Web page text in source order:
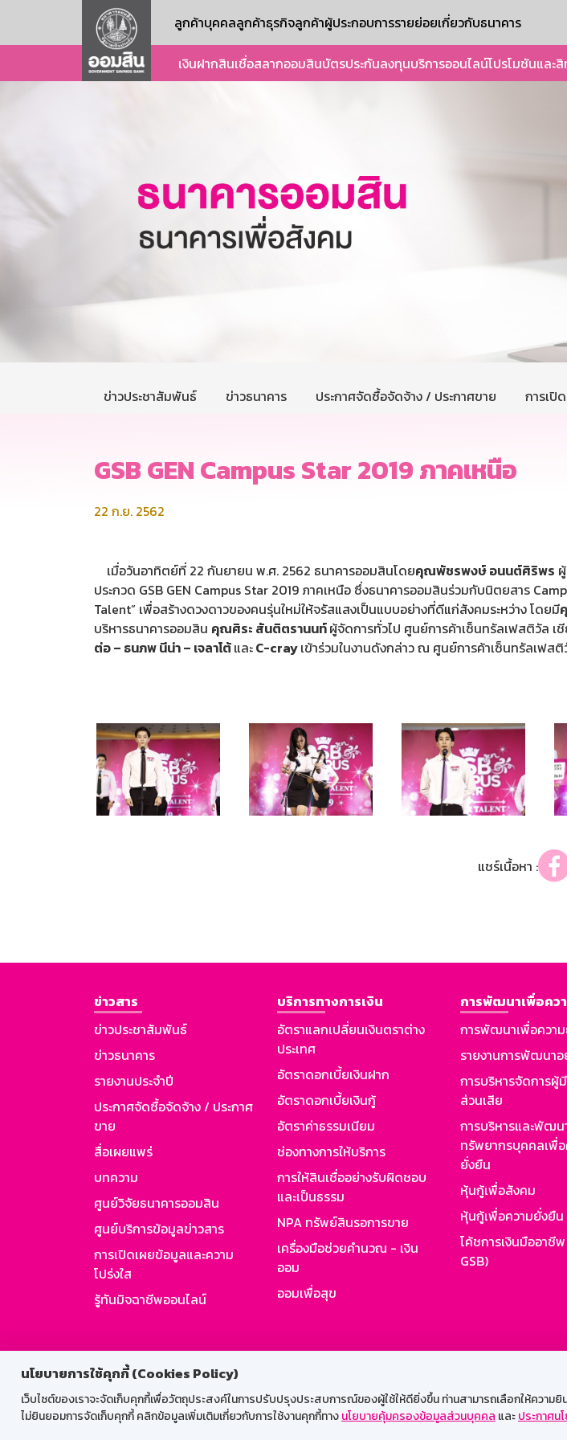
นโยบายการใช้คุกกี้ (Cookies Policy)
เว็บไซต์ของเราจะจัดเก็บคุกกี้เพื่อวัตถุประสงค์ในการปรับปรุงประสบการณ์ของผู้ใช้ให้ดียิ่งขึ้น ท่านสามารถเลือกให้ควา
ไม่ยินยอมการจัดเก็บคุกกี้ คลิกข้อมูลเพิ่มเติมเกี่ยวกับการใช้งานคุกกี้ทางนโยบายคุ้มครองข้อมูลส่วนบุคคล และประกาศน
ลูกค้าบุคคลลูกค้าธุรกิจลูกค้าผู้ประกอบการรายย่อยเกี่ยวกับธนาคาร
เงินฝากสินเชื่อสลากออมสินบัตรประกันลงทุนบริการออนไลน์โปรโมชันและ
ข่าวประชาสัมพันธ์ ข่าวธนาคาร ประกาศจัดซื้อจัดจ้าง / ประกาศขาย การเปิ
GSB GEN Campus Star 2019 ภาคเหนือ
22 ก.ย. 2562
เมื่อวันอาทิตย์ที่ 22 กันยายน พ.ศ. 2562 ธนาคารออมสินโดยคุณพัชรพงษ์ อนนต์ศิริพร
ประกวด GSB GEN Campus Star 2019 ภาคเหนือ ซึ่งธนาคารออมสินร่วมกับนิตยสาร
Talent” เพื่อสร้างดวงดาวของคนรุ่นใหม่ให้จรัสแสงเป็นแบบอย่างที่ดีแก่สังคมระหว่าง โดยมี
บริหารธนาคารออมสิน คุณศิระ สันติตรานนท์ผู้จัดการทั่วไป ศูนย์การค้าเซ็นทรัลเฟสติวัล
ต่อ – ธนภพ นีน่า – เจลาโต้และC-crayเข้าร่วมในงานดังกล่าว ณ ศูนย์การค้าเซ็นทรัลเฟสติ
แชร์เนื้อหา :
ข่าวสาร
ข่าวประชาสัมพันธ์
ข่าวธนาคาร
รายงานประจำปี
ประกาศจัดซื้อจัดจ้าง / ประกาศ
ขาย
สื่อเผยแพร่
บทความ
ศูนย์วิจัยธนาคารออมสิน
ศูนย์บริการข้อมูลข่าวสาร
การเปิดเผยข้อมูลและความ
โปร่งใส
รู้ทันมิจฉาชีพออนไลน์
บริการทางการเงิน
อัตราแลกเปลี่ยนเงินตราต่าง
ประเทศ
อัตราดอกเบี้ยเงินฝาก
อัตราดอกเบี้ยเงินกู้
อัตราค่าธรรมเนียม
ช่องทางการให้บริการ
การให้สินเชื่ออย่างรับผิดชอบ
และเป็นธรรม
NPA ทรัพย์สินรอการขาย
เครื่องมือช่วยคำนวณ - เงิน
ออม
ออมเพื่อสุข
การพัฒนาเพื่อคว
การพัฒนาเพื่อควา
รายงานการพัฒนา
การบริหารจัดการผู้
ส่วนเสีย
การบริหารและพัฒน
ทรัพยากรบุคคลเพื่
ยั่งยืน
หุ้นกู้เพื่อสังคม
หุ้นกู้เพื่อความยั่งยืน
โค้ชการเงินมืออาชี
GSB)